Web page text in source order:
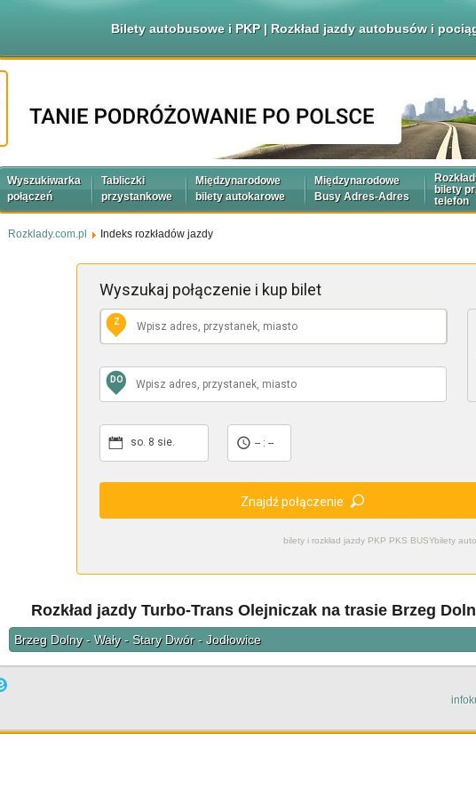
Bilety autobusowe i PKP | Rozkład jazdy autobusów i
Wyszukiwarka
połączeń
Tabliczki
przystankowe
Międzynarodowe
bilety autokarowe
Międzynarodowe
Busy Adres-Adres
bilety
telefon
Rozklady.com.pl Indeks rozkładów jazdy
bilety i rozkład jazdy PKP PKS BUSYbilety
Wyszukaj połączenie i kup bilet
Z
DO
so. 8 sie. -- : --
Znajdź połączenie
Rozkład jazdy Turbo-Trans Olejniczak na trasie Brzeg
Brzeg Dolny - Wały - Stary Dwór - Jodłowice